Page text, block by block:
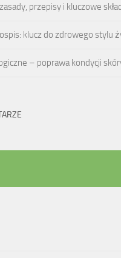
przepisy i kluczowe
klucz do zdrowego stylu
– poprawa kondycji